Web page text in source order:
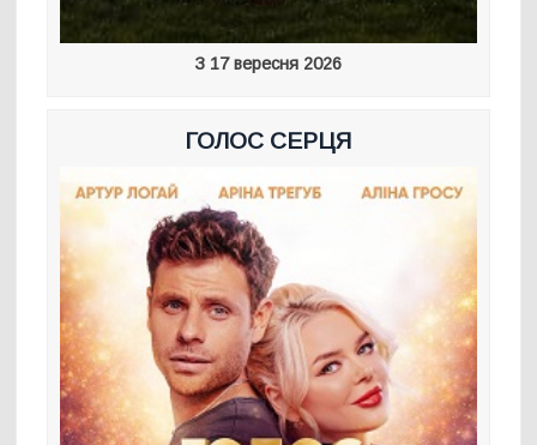
З 17 вересня 2026
ГОЛОС СЕРЦЯ